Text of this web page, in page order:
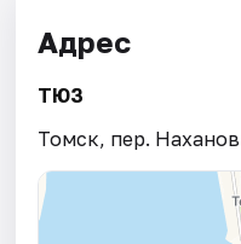
Адрес
ТЮЗ
Томск, пер.